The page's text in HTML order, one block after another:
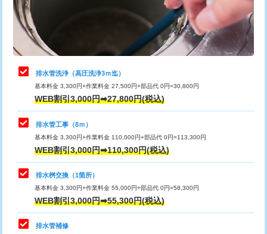
排水管工事（土の掘削・埋め戻し作
業）
11,000円~
排水管工事（排水管工事/3ｍまで） 55,000円
排水管工事（追加 排水管工事/3ｍ超
え）
マス交換（土の掘削・埋め戻し作業）
マス交換（深さ50㎝未満）
マス交換（深さ50㎝以上）
コンクリート斫り（厚さ10㎝まで）
コンクリート斫り（厚さ10㎝超え）
モルタル補修（厚さ10㎝まで）
止水・漏水調査・防水処理・清掃・修
理・調整・分解・加工など（軽作業）
11,000円
止水・漏水調査・防水処理・清掃・修
理・調整・分解・加工など（中作業）
22,000円
止水・漏水調査・防水処理・清掃・修
理・調整・分解・加工など（重作業）
33,000円
その他部品の脱着
交換・取付（タンク）
交換・取付(単水栓（壁付・デッキ
式）)
交換・取付(混合水栓（壁付・デッキ
式・ワンホール）)
16,500円+材料費
排水管洗浄（高圧洗浄3ｍ迄）
基本料金 3,300円+作業料金 27,500円+部品代 0円=30,800円
WEB割引3,000円➡27,800円(税込)
排水管工事（8ｍ）
基本料金 3,300円+作業料金 110,000円+部品代 0円=113,300円
WEB割引3,000円➡110,300円(税込)
排水桝交換（1箇所）
基本料金 3,300円+作業料金 55,000円+部品代 0円=58,300円
WEB割引3,000円➡55,300円(税込)
排水管補修